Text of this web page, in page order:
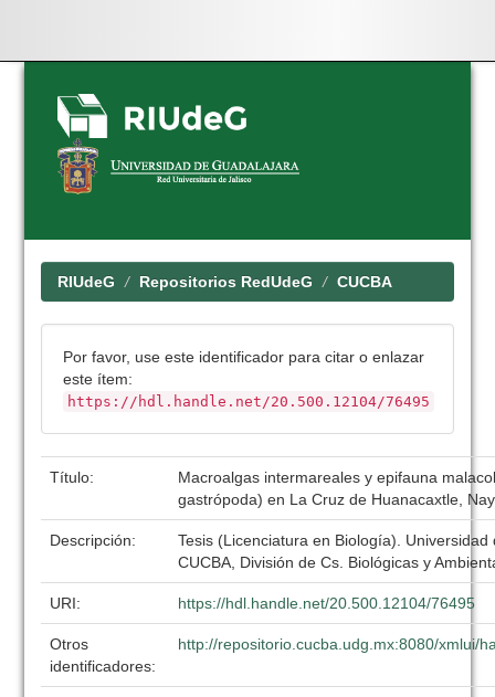
Skip
navigation
RIUdeG Repositorios RedUdeG CUCBA
Por favor, use este identificador para citar o enlazar
este ítem:
https://hdl.handle.net/20.500.12104/76495
Título:
Macroalgas intermareales y epifauna
gastrópoda) en La Cruz de Huanacaxtle,
Descripción:
Tesis (Licenciatura en Biología). Universidad
CUCBA, División de Cs. Biológicas y
URI: https://hdl.handle.net/20.500.12104/76495
Otros
identificadores:
http://repositorio.cucba.udg.mx:8080/xmlui/